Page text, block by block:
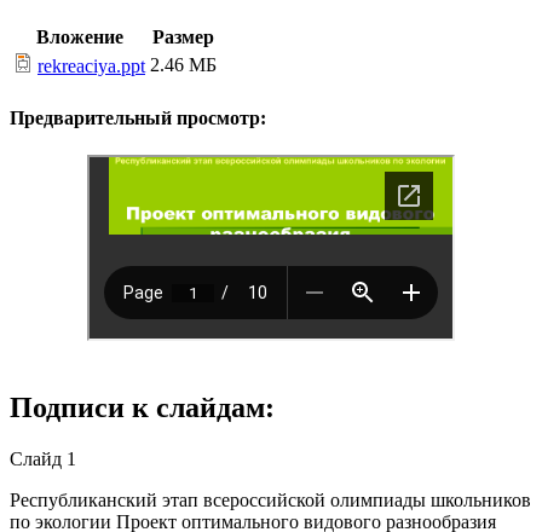
Вложение
Размер
rekreaciya.ppt 2.46 МБ
Предварительный просмотр:
Подписи к слайдам:
Слайд 1
Республиканский этап всероссийской олимпиады школьников
по экологии Проект оптимального видового разнообразия